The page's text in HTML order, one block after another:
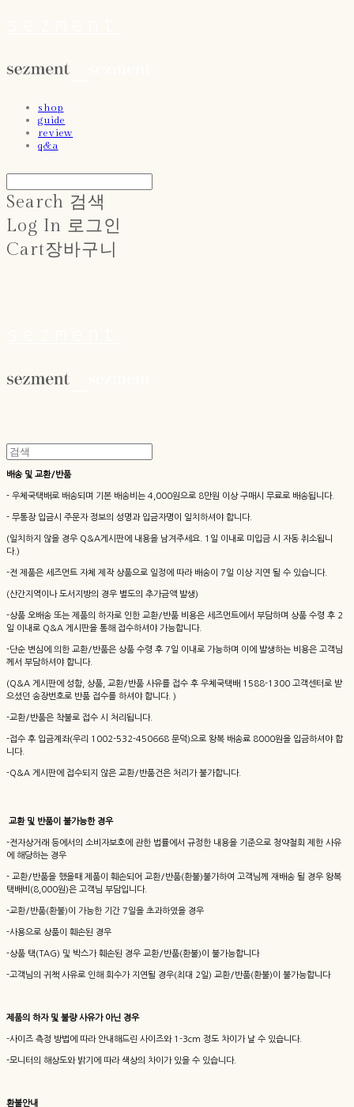
shop
guide
review
q&a
Search 검색
Log In 로그인
Cart장바구니
배송 및 교환/반품
- 우체국택배로 배송되며 기본 배송비는 4,000원으로 8만원 이상 구매시 무료로 배송됩니다.
- 무통장 입금시 주문자 정보의 성명과 입금자명이 일치하셔야 합니다.
(일치하지 않을 경우 Q&A게시판에 내용을 남겨주세요. 1일 이내로 미입금 시 자동 취소됩니
다.)
-전 제품은 세즈먼트 자체 제작 상품으로 일정에 따라 배송이 7일 이상 지연 될 수 있습니다.
(산간지역이나 도서지방의 경우 별도의 추가금액 발생)
-상품 오배송 또는 제품의 하자로 인한 교환/반품 비용은 세즈먼트에서 부담하며 상품 수령 후 2
일 이내로 Q&A 게시판을 통해 접수하셔야 가능합니다.
-단순 변심에 의한 교환/반품은 상품 수령 후 7일 이내로 가능하며 이에 발생하는 비용은 고객님
께서 부담하셔야 합니다.
(Q&A 게시판에 성함, 상품, 교환/반품 사유를 접수 후 우체국택배 1588-1300 고객센터로 받
으셨던 송장번호로 반품 접수를 하셔야 합니다. )
-교환/반품은 착불로 접수 시 처리됩니다.
-접수 후 입금계좌(우리 1002-532-450668 문덕)으로 왕복 배송료 8000원을 입금하셔야 합
니다.
-Q&A 게시판에 접수되지 않은 교환/반품건은 처리가 불가합니다.
교환 및 반품이 불가능한 경우
-전자상거래 등에서의 소비자보호에 관한 법률에서 규정한 내용을 기준으로 청약철회 제한 사유
에 해당하는 경우
- 교환/반품을 했을때 제품이 훼손되어 교환/반품(환불)불가하여 고객님께 재배송 될 경우 왕복
택배비(8,000원)은 고객님 부담입니다.
-교환/반품(환불)이 가능한 기간 7일을 초과하였을 경우
-사용으로 상품이 훼손된 경우
-상품 택(TAG) 및 박스가 훼손된 경우 교환/반품(환불)이 불가능합니다
-고객님의 귀책 사유로 인해 회수가 지연될 경우(최대 2일) 교환/반품(환불)이 불가능합니다
제품의 하자 및 불량 사유가 아닌 경우
-사이즈 측정 방법에 따라 안내해드린 사이즈와 1-3cm 정도 차이가 날 수 있습니다.
-모니터의 해상도와 밝기에 따라 색상의 차이가 있을 수 있습니다.
환불안내